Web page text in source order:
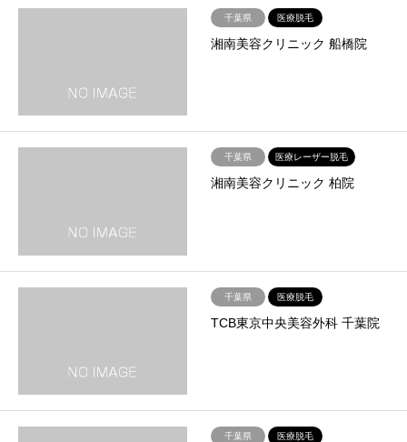
千葉県 医療脱毛
湘南美容クリニック 船橋院
千葉県 医療レーザー脱毛
湘南美容クリニック 柏院
千葉県 医療脱毛
TCB東京中央美容外科 千葉院
千葉県 医療脱毛